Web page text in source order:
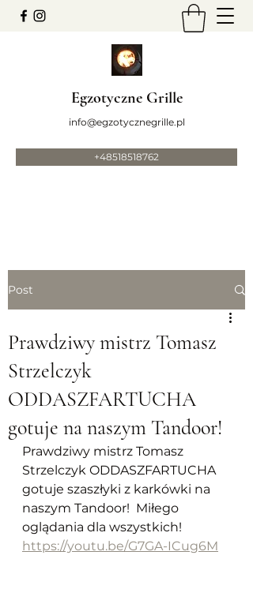
Egzotyczne Grille
info@egzotycznegrille.pl
+48518518762
Post
Prawdziwy mistrz Tomasz
Strzelczyk
ODDASZFARTUCHA
gotuje na naszym Tandoor!
Prawdziwy mistrz Tomasz
Strzelczyk ODDASZFARTUCHA
gotuje szaszłyki z karkówki na
naszym Tandoor!  Miłego
oglądania dla wszystkich!
https://youtu.be/G7GA-ICug6M